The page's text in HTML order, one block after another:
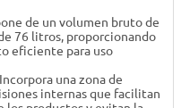
de un volumen bruto de
76 litros, proporcionando
eficiente para uso
Incorpora una zona de
internas que facilitan